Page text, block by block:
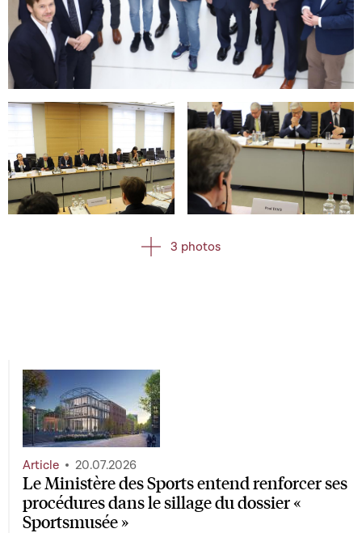
Open image in gallery
Open image in gallery Open image in gallery
3 photos
Le Ministère des Sports entend renforcer ses
procédures dans le sillage du dossier «
Sportsmusée »
Article 20.07.2026